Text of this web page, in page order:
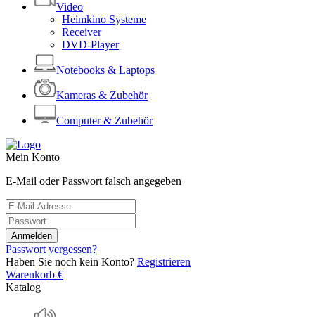
Video
Heimkino Systeme
Receiver
DVD-Player
Notebooks & Laptops
Kameras & Zubehör
Computer & Zubehör
Mein Konto
E-Mail oder Passwort falsch angegeben
Passwort vergessen?
Haben Sie noch kein Konto? Registrieren
Warenkorb €
Katalog